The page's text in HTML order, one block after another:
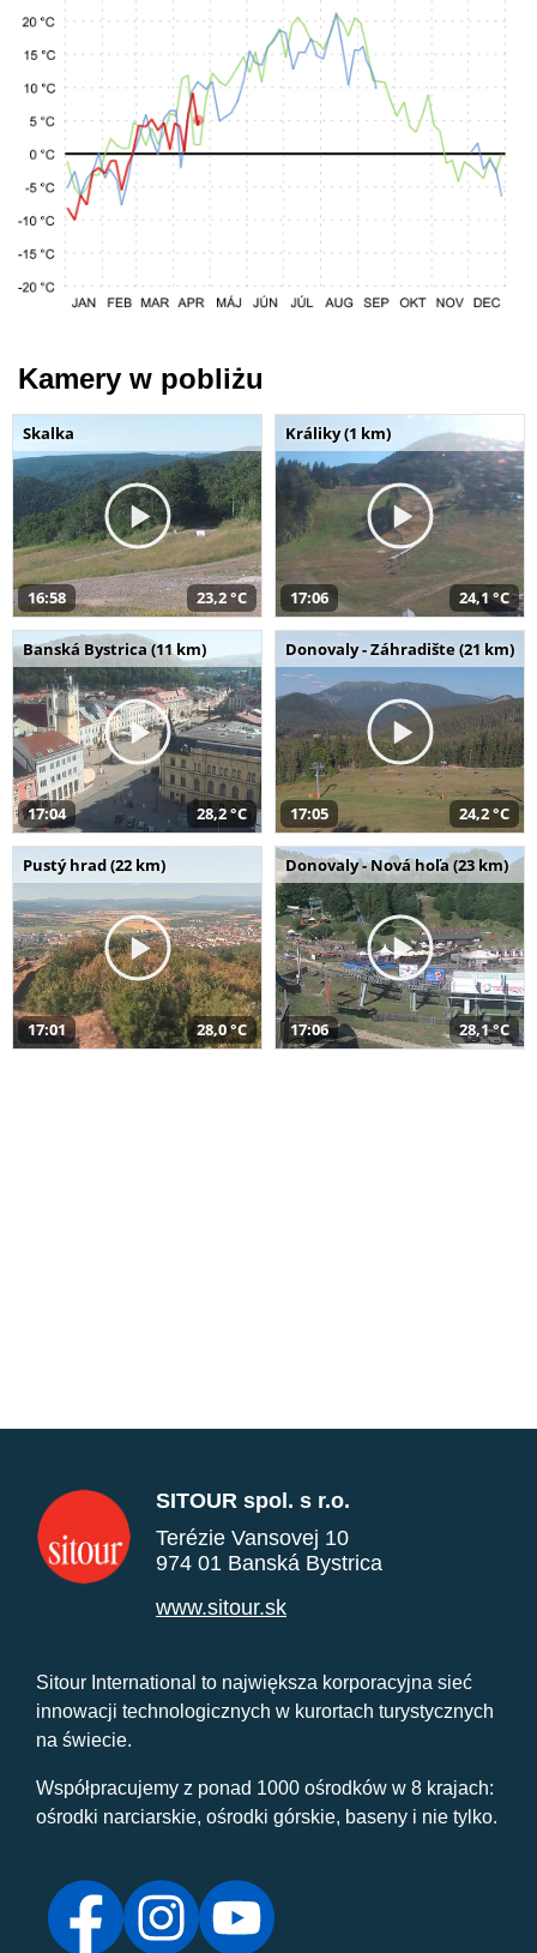
Kamery w pobliżu
Skalka
16:58 23,2 °C
Králiky (1 km)
17:06 24,1 °C
Banská Bystrica (11 km)
17:04 28,2 °C
Donovaly - Záhradište (21 km)
17:05 24,2 °C
Pustý hrad (22 km)
17:01 28,0 °C
Donovaly - Nová hoľa (23 km)
17:06 28,1 °C
SITOUR spol. s r.o.
Terézie Vansovej 10
974 01 Banská Bystrica
www.sitour.sk
Sitour International to największa korporacyjna sieć
innowacji technologicznych w kurortach turystycznych
na świecie.
Współpracujemy z ponad 1000 ośrodków w 8 krajach:
ośrodki narciarskie, ośrodki górskie, baseny i nie tylko.